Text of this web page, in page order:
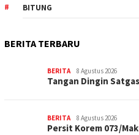
BITUNG
BERITA TERBARU
BERITA 8 Agustus 2026
Tangan Dingin
BERITA 8 Agustus 2026
Persit Korem 073/